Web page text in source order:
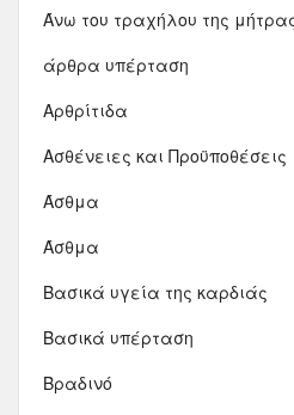
Άνω του τραχήλου της
άρθρα υπέρταση
Αρθρίτιδα
Ασθένειες και Προϋποθέσεις
Άσθμα
Άσθμα
Βασικά υγεία της καρδιάς
Βασικά υπέρταση
Βραδινό